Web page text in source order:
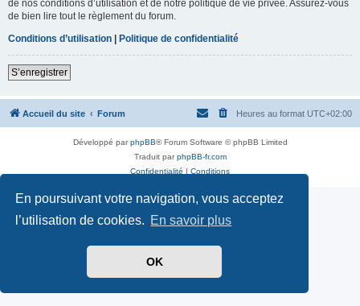
En poursuivant votre navigation, vous acceptez
l’utilisation de cookies. En savoir plus
OK
de nos conditions d’utilisation et de notre politique de vie privée. Assurez-vous
de bien lire tout le règlement du forum.
Conditions d’utilisation
Politique de confidentialité
S’enregistrer
Accueil du site Forum Heures au format UTC+02:00
Développé parphpBB® Forum Software © phpBB Limited
Traduit parphpBB-fr.com
Confidentialité | Conditions